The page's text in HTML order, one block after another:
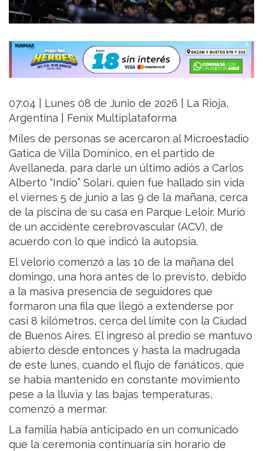
07:04 | Lunes 08 de Junio de 2026 | La Rioja,
Argentina | Fenix Multiplataforma
Miles de personas se acercaron al Microestadio
Gatica de Villa Domínico, en el partido de
Avellaneda, para darle un último adiós a Carlos
Alberto “Indio” Solari, quien fue hallado sin vida
el viernes 5 de junio a las 9 de la mañana, cerca
de la piscina de su casa en Parque Leloir. Murió
de un accidente cerebrovascular (ACV), de
acuerdo con lo que indicó la autopsia.
El velorio comenzó a las 10 de la mañana del
domingo, una hora antes de lo previsto, debido
a la masiva presencia de seguidores que
formaron una fila que llegó a extenderse por
casi 8 kilómetros, cerca del límite con la Ciudad
de Buenos Aires. El ingreso al predio se mantuvo
abierto desde entonces y hasta la madrugada
de este lunes, cuando el flujo de fanáticos, que
se había mantenido en constante movimiento
pese a la lluvia y las bajas temperaturas,
comenzó a mermar.
La familia había anticipado en un comunicado
que la ceremonia continuaría sin horario de